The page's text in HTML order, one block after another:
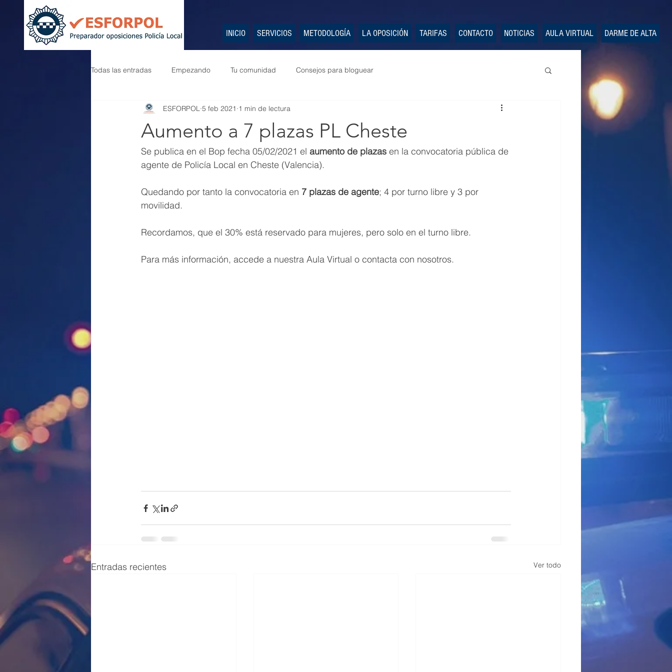
INICIO SERVICIOS METODOLOGÍA LA OPOSICIÓN TARIFAS CONTACTO NOTICIAS AULA VIRTUAL DARME DE ALTA
Todas las entradas Empezando Tu comunidad Consejos para bloguear
Aumento a 7 plazas PL Cheste
ESFORPOL 5 feb 2021 1 min de lectura
Se publica en el Bop fecha 05/02/2021 el aumento de plazas en la convocatoria pública de
agente de Policía Local en Cheste (Valencia).
Quedando por tanto la convocatoria en 7 plazas de agente; 4 por turno libre y 3 por
movilidad.
Recordamos, que el 30% está reservado para mujeres, pero solo en el turno libre.
Para más información, accede a nuestra Aula Virtual o contacta con nosotros.
Entradas recientes Ver todo